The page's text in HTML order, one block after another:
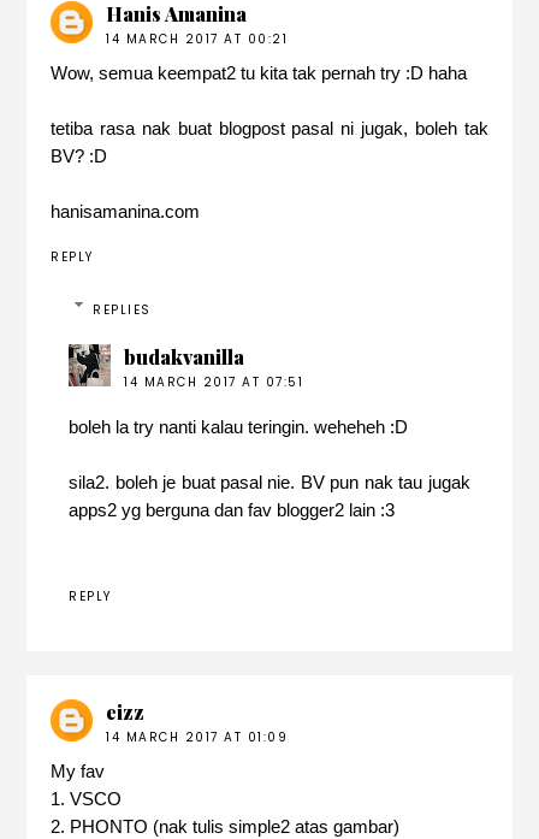
Hanis Amanina
14 MARCH 2017 AT 00:21
Wow, semua keempat2 tu kita tak pernah try :D haha
tetiba rasa nak buat blogpost pasal ni jugak, boleh tak
BV? :D
hanisamanina.com
REPLY
REPLIES
budakvanilla
14 MARCH 2017 AT 07:51
boleh la try nanti kalau teringin. weheheh :D
sila2. boleh je buat pasal nie. BV pun nak tau jugak
apps2 yg berguna dan fav blogger2 lain :3
REPLY
eizz
14 MARCH 2017 AT 01:09
My fav
1. VSCO
2. PHONTO (nak tulis simple2 atas gambar)